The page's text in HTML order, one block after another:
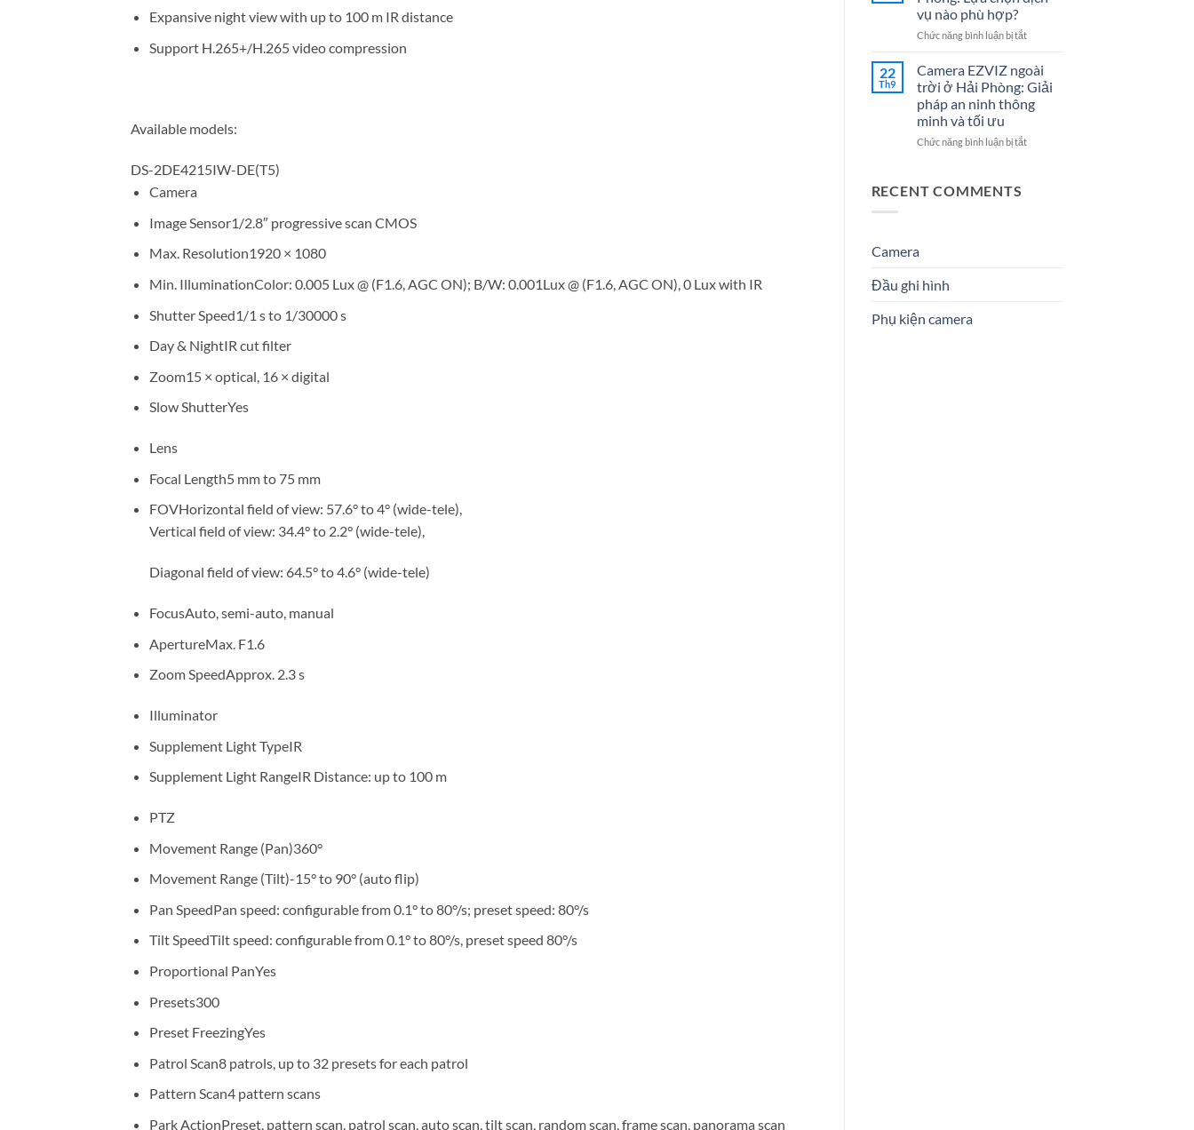
Expansive night view with up to 100 m IR distance
Support H.265+/H.265 video compression
Available models:
DS-2DE4215IW-DE(T5)
Camera
Image Sensor1/2.8″ progressive scan CMOS
Max. Resolution1920 × 1080
Min. IlluminationColor: 0.005 Lux @ (F1.6, AGC ON); B/W: 0.001Lux @ (F1.6, AGC ON), 0 Lux with IR
Shutter Speed1/1 s to 1/30000 s
Day & NightIR cut filter
Zoom15 × optical, 16 × digital
Slow ShutterYes
Lens
Focal Length5 mm to 75 mm
FOVHorizontal field of view: 57.6° to 4° (wide-tele),
Vertical field of view: 34.4° to 2.2° (wide-tele),
Diagonal field of view: 64.5° to 4.6° (wide-tele)
FocusAuto, semi-auto, manual
ApertureMax. F1.6
Zoom SpeedApprox. 2.3 s
Illuminator
Supplement Light TypeIR
Supplement Light RangeIR Distance: up to 100 m
PTZ
Movement Range (Pan)360°
Movement Range (Tilt)-15° to 90° (auto flip)
Pan SpeedPan speed: configurable from 0.1° to 80°/s; preset speed: 80°/s
Tilt SpeedTilt speed: configurable from 0.1° to 80°/s, preset speed 80°/s
Proportional PanYes
Presets300
Preset FreezingYes
Patrol Scan8 patrols, up to 32 presets for each patrol
Pattern Scan4 pattern scans
Park ActionPreset, pattern scan, patrol scan, auto scan, tilt scan, random scan, frame scan, panorama scan
Thống
Nhẹ
Tín
Cho
Doanh
Nghiệp
Gia
tại
Phòng
Giải
Pháp
An
Ninh
Quả
vụ nào phù hợp?
Chức năng bình luận bị tắtở
điện
nhẹ
Hải
Lựa
22
Th9
Camera EZVIZ ngoài
trời ở Hải Phòng: Giải
pháp an ninh thông
minh và tối ưu
Chức năng bình luận bị tắtở
RECENT COMMENTS
Camera
Đầu ghi hình
Phụ kiện camera